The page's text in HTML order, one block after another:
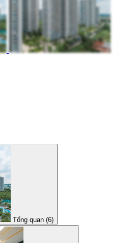
Tổng quan (6)